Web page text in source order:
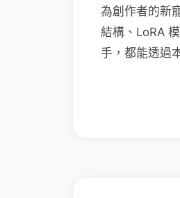
為創作者的新
結構、LoRA
手，都能透過